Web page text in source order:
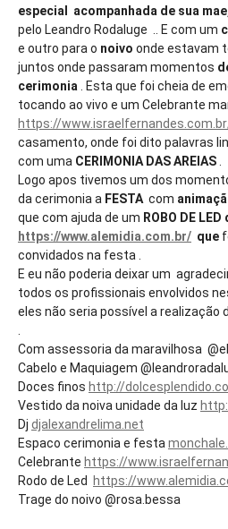
especial acompanhada de sua
pelo Leandro Rodaluge .. E com um
e outro para o noivo onde estavam
juntos onde passaram momentos
cerimonia . Esta que foi cheia de
tocando ao vivo e um Celebrante
https://
casamento, onde foi dito palavras
com uma CERIMONIA DAS AREIAS
Logo apos tivemos um dos
da cerimonia a FESTA com
que com ajuda de um ROBO DE LED
https://www.alemidia.com.br/ que
convidados na festa .
E eu não poderia deixar um
todos os profissionais envolvidos
eles não seria possível a realização
Com assessoria da maravilhosa
Cabelo e Maquiagem
Doces finos http://
Vestido da noiva unidade da luz
Dj djalexandrelima.net
Espaco cerimonia e festa
Celebrante https://
Rodo de Led https://
Trage do noivo @rosa.bessa